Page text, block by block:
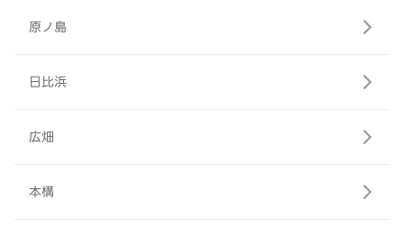
原ノ島
日比浜
広畑
本構